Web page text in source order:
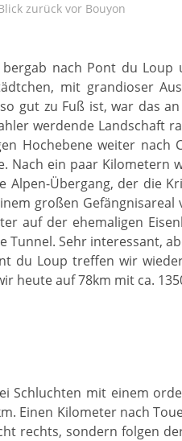
zurück vor Bouyon
nach Pont du
mit grandioser
gut zu Fuß ist, war das
werdende Landschaft
Hochebene weiter nach
Nach ein paar
Alpen-Übergang, der die
großen
auf der ehemaligen
Sehr interessant,
du Loup treffen wir
heute auf 78km mit ca.
Schluchten mit einem
Einen Kilometer nach
rechts, sondern folgen